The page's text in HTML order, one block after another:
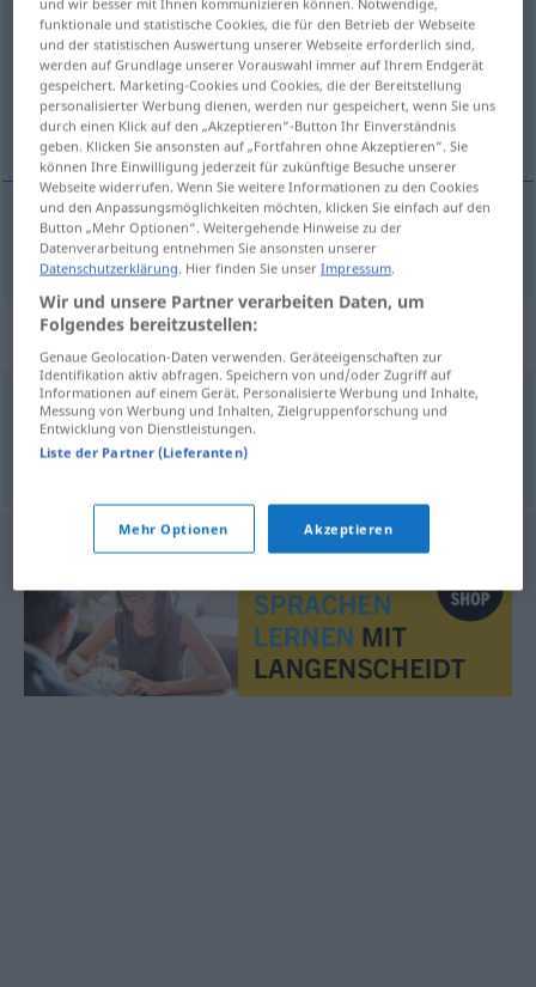
Übersicht aller Übersetzungen
(Für mehr Details die Übersetzung anklicken/antippen)
käuflich, bestechlich
käuflich,bestechlich sprzedajny
Synonyme für "sprzedajny"
przekupny,skorumpowany,zepsuty
funktionale und statistische Cookies, die für den Betrieb der Webseite
und der statistischen Auswertung unserer Webseite erforderlich sind,
werden auf Grundlage unserer Vorauswahl immer auf Ihrem Endgerät
gespeichert. Marketing-Cookies und Cookies, die der Bereitstellung
personalisierter Werbung dienen, werden nur gespeichert, wenn Sie uns
durch einen Klick auf den „Akzeptieren“-Button Ihr Einverständnis
geben. Klicken Sie ansonsten auf „Fortfahren ohne Akzeptieren“. Sie
können Ihre Einwilligung jederzeit für zukünftige Besuche unserer
Webseite widerrufen. Wenn Sie weitere Informationen zu den Cookies
und den Anpassungsmöglichkeiten möchten, klicken Sie einfach auf den
Button „Mehr Optionen“. Weitergehende Hinweise zu der
Datenverarbeitung entnehmen Sie ansonsten unserer
Datenschutzerklärung . Hier finden Sie unserImpressum
Wir und unsere Partner verarbeiten Daten, um
Folgendes bereitzustellen:
Genaue Geolocation-Daten verwenden. Geräteeigenschaften zur
Identifikation aktiv abfragen. Speichern von und/oder Zugriff auf
Informationen auf einem Gerät. Personalisierte Werbung und Inhalte,
Messung von Werbung und Inhalten, Zielgruppenforschung und
Entwicklung von Dienstleistungen.
Liste der Partner (Lieferanten)
Mehr Optionen Akzeptieren